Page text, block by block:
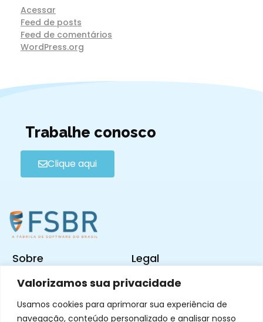
Valorizamos sua privacidade
Usamos cookies para aprimorar sua experiência de
navegação, conteúdo personalizado e analisar nosso
Acessar
Feed de posts
Feed de comentários
WordPress.org
Trabalhe conosco
Clique aqui
Sobre
Nossa História
FAQ
Legal
Termos e Condições
Política de Privacidade